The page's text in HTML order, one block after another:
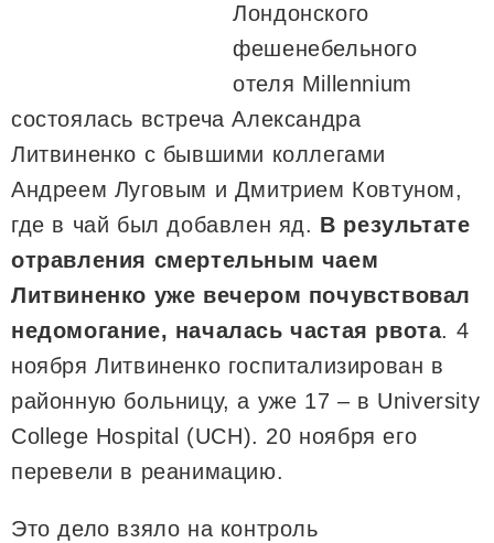
Лондонского
фешенебельного
отеля Millennium
состоялась встреча Александра
Литвиненко с бывшими коллегами
Андреем Луговым и Дмитрием Ковтуном,
где в чай был добавлен яд. В результате
отравления смертельным чаем
Литвиненко уже вечером почувствовал
недомогание, началась частая рвота. 4
ноября Литвиненко госпитализирован в
районную больницу, а уже 17 – в University
College Hospital (UCH). 20 ноября его
перевели в реанимацию.
Это дело взяло на контроль